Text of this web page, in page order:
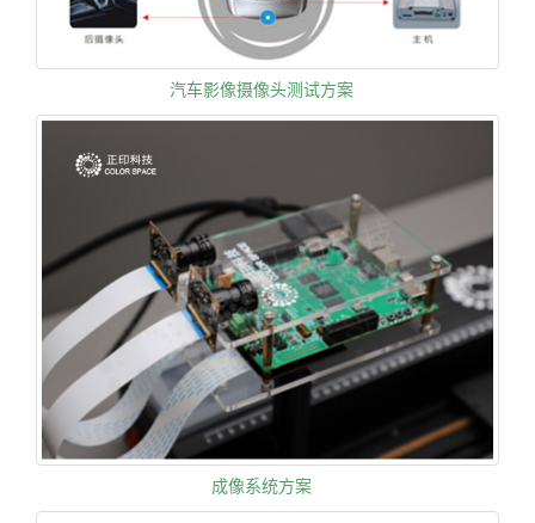
汽车影像摄像头测试方案
成像系统方案